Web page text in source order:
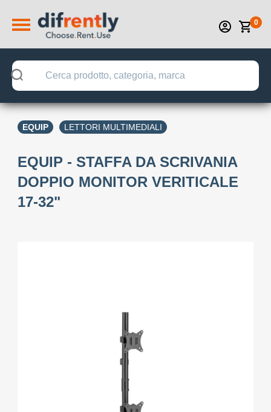
0
EQUIP LETTORI MULTIMEDIALI
EQUIP - STAFFA DA SCRIVANIA
DOPPIO MONITOR VERITICALE
17-32"